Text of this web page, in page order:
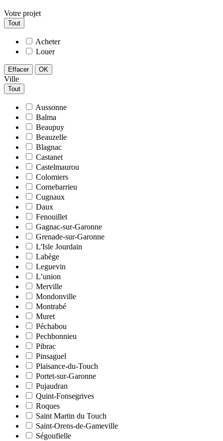
Votre projet
Tout
Acheter
Louer
Effacer OK
Ville
Tout
Aussonne
Balma
Beaupuy
Beauzelle
Blagnac
Castanet
Castelmaurou
Colomiers
Cornebarrieu
Cugnaux
Daux
Fenouillet
Gagnac-sur-Garonne
Grenade-sur-Garonne
L'Isle Jourdain
Labège
Leguevin
L’union
Merville
Mondonville
Montrabé
Muret
Péchabou
Pechbonnieu
Pibrac
Pinsaguel
Plaisance-du-Touch
Portet-sur-Garonne
Pujaudran
Quint-Fonsegrives
Roques
Saint Martin du Touch
Saint-Orens-de-Gameville
Ségoufielle